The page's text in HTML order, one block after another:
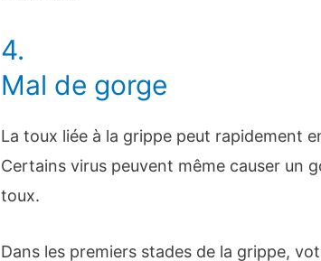
4.
Mal de gorge
La toux liée à la grippe peut rapidement
Certains virus peuvent même causer un
toux.
Dans les premiers stades de la grippe,